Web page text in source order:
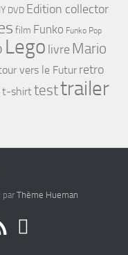
DVD Edition collector
film Funko Funko Pop
Lego livre Mario
vers le Futur retro
t-shirttesttrailer
par Thème Hueman